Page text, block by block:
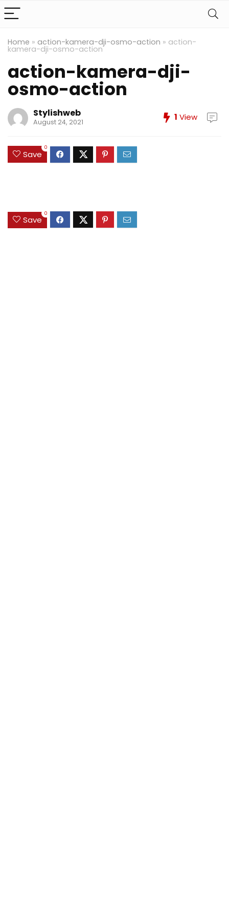
Home » action-kamera-dji-osmo-action » action-
kamera-dji-osmo-action
action-kamera-dji-
osmo-action
Stylishweb
August 24, 2021 1 View
Save
0
Save
0